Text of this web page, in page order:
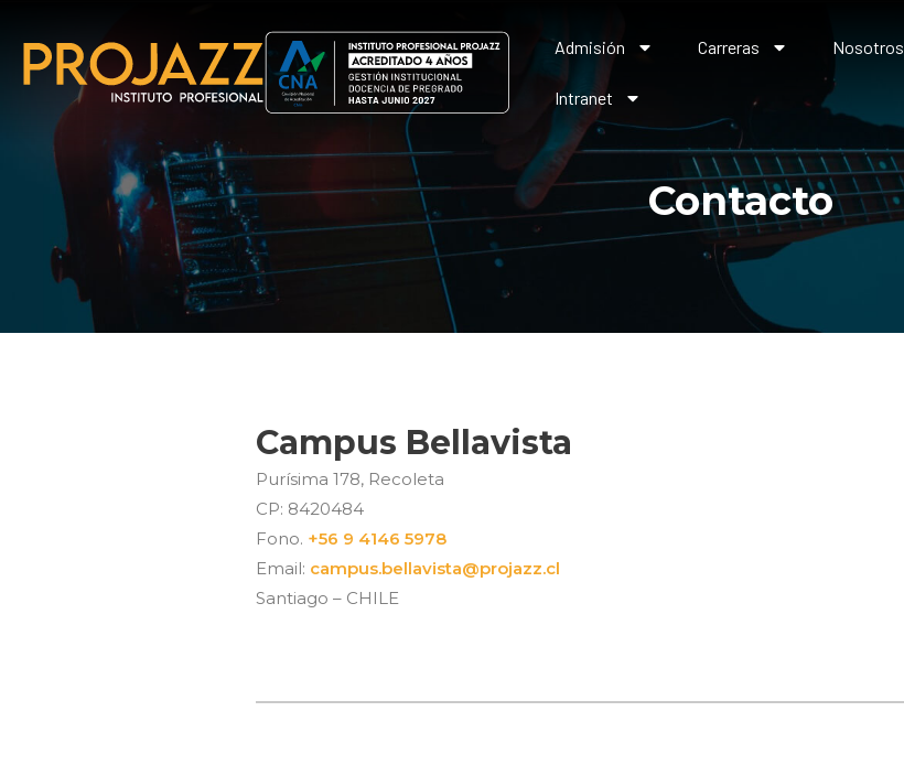
Admisión Carreras Nosotros
Intranet
Contacto
Campus Bellavista
Purísima 178, Recoleta
CP: 8420484
Fono. +56 9 4146 5978
Email: campus.bellavista@projazz.cl
Santiago – CHILE